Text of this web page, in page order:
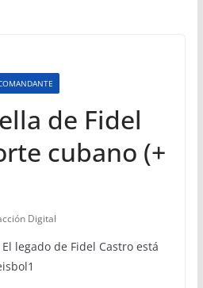
de Fidel
cubano (+
Digital
legado de Fidel Castro está